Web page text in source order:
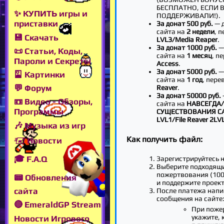
✨ КУПИТЬ игры и
приставки
💾 Скачать
📜 Статьи, Коды,
Пароли и Секреты
🎴 Картинки
💬 Форум
📼 Видео - Обзоры,
Программы
🎶 Музыка из игр
🖅 Новости
🎓 F.A.Q
📟 Обновления
сайта
🔴 EmeraldGP Stream
Новости Игрового
БЕСПЛАТНО, ЕСЛИ
ПОДДЕРЖИВАЛИ!).
За донат 500 руб.—
сайта на 2 недели,
LVL3/Media Reaper.
За донат 1000 руб.—
сайта на 1 месяц,
Access.
За донат 5000 руб.—
сайта на 1 год,
Reaver.
За донат 50000 руб.
сайта на
СУЩЕСТВОВАНИЯ
LVL1/File Reaver
Как получить файл:
Зарегистрируйтесь
Выберите
пожертвования
и поддержите
После платежа
сообщения на сайте:
При
укажите,